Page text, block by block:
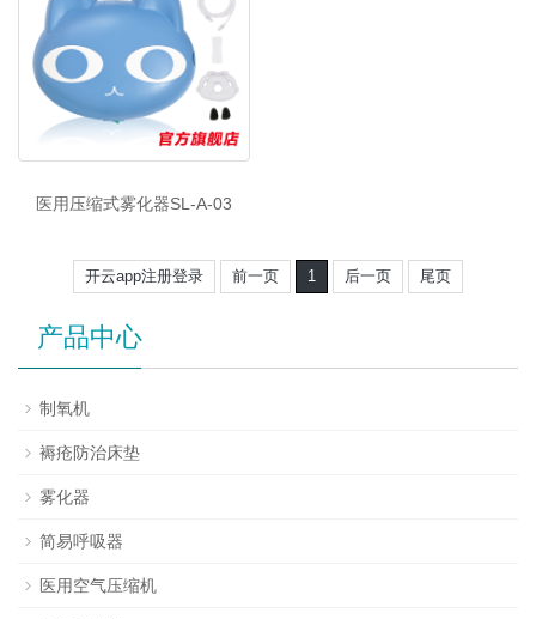
医用压缩式雾化器SL-A-03
开云app注册登录 前一页 1 后一页 尾页
产品中心
制氧机
褥疮防治床垫
雾化器
简易呼吸器
医用空气压缩机